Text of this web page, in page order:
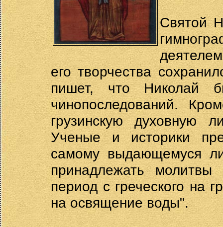
Святой
его творчества
пишет, что Николай
чинопоследований.
грузинскую духовную
Ученые и историки
самому выдающемуся
принадлежать
период с греческого на
на освящение воды".